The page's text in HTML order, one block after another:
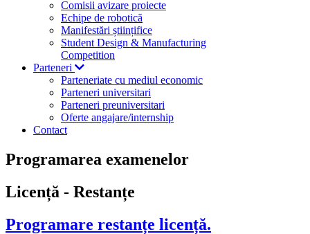
Comisii avizare proiecte
Echipe de robotică
Manifestări științifice
Student Design & Manufacturing
Competition
Parteneri
Parteneriate cu mediul economic
Parteneri universitari
Parteneri preuniversitari
Oferte angajare/internship
Contact
Programarea examenelor
Licență - Restanțe
Programare restanțe licență.